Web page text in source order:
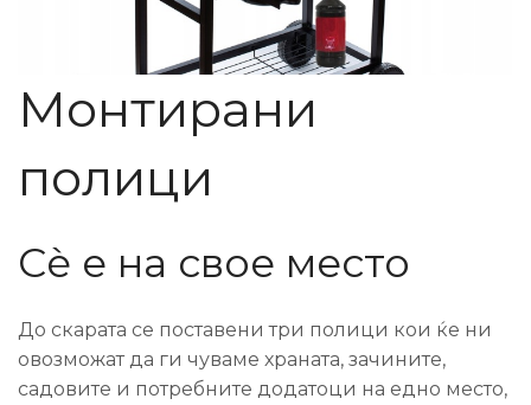
Монтирани
полици
Сè е на свое место
До скарата се поставени три полици кои ќе ни
овозможат да ги чуваме храната, зачините,
садовите и потребните додатоци на едно место,